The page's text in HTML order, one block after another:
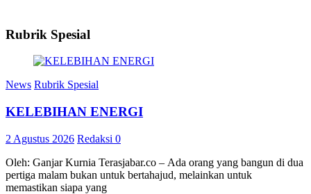
Rubrik Spesial
News Rubrik Spesial
KELEBIHAN ENERGI
2 Agustus 2026 Redaksi 0
Oleh: Ganjar Kurnia Terasjabar.co – Ada orang yang bangun di dua
pertiga malam bukan untuk bertahajud, melainkan untuk
memastikan siapa yang